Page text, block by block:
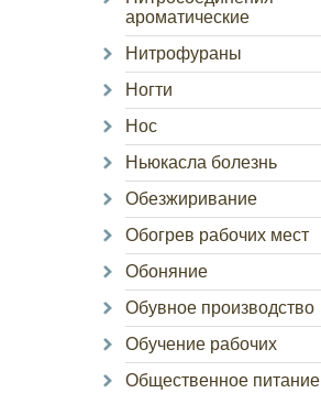
ароматические
Нитрофураны
Ногти
Нос
Ньюкасла болезнь
Обезжиривание
Обогрев рабочих мест
Обоняние
Обувное производство
Обучение рабочих
Общественное питание